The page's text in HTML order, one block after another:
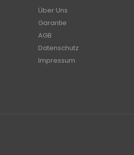
Über Uns
Garantie
AGB
Datenschutz
Impressum